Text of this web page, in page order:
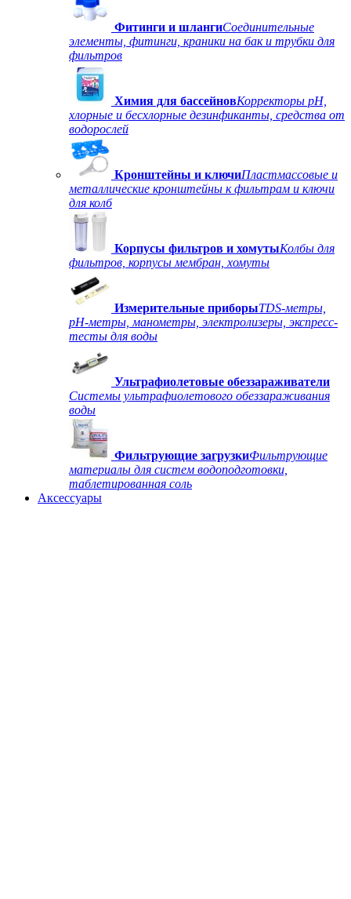
Фитинги и шлангиСоединительные
элементы, фитинги, краники на бак и трубки для
фильтров
Химия для бассейновКорректоры рН,
хлорные и бесхлорные дезинфиканты, средства от
водорослей
Кронштейны и ключиПластмассовые и
металлические кронштейны к фильтрам и ключи
для колб
Корпусы фильтров и хомутыКолбы для
фильтров, корпусы мембран, хомуты
Измерительные приборыTDS-метры,
рН-метры, манометры, электролизеры, экспресс-
тесты для воды
Ультрафиолетовые обеззараживатели
Системы ультрафиолетового обеззараживания
воды
Фильтрующие загрузкиФильтрующие
материалы для систем водоподготовки,
таблетированная соль
Аксессуары